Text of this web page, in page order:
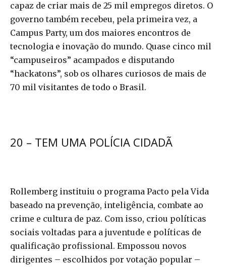
capaz de criar mais de 25 mil empregos diretos. O
governo também recebeu, pela primeira vez, a
Campus Party, um dos maiores encontros de
tecnologia e inovação do mundo. Quase cinco mil
“campuseiros” acampados e disputando
“hackatons”, sob os olhares curiosos de mais de
70 mil visitantes de todo o Brasil.
20 – TEM UMA POLÍCIA CIDADÃ
Rollemberg instituiu o programa Pacto pela Vida
baseado na prevenção, inteligência, combate ao
crime e cultura de paz. Com isso, criou políticas
sociais voltadas para a juventude e políticas de
qualificação profissional. Empossou novos
dirigentes – escolhidos por votação popular –